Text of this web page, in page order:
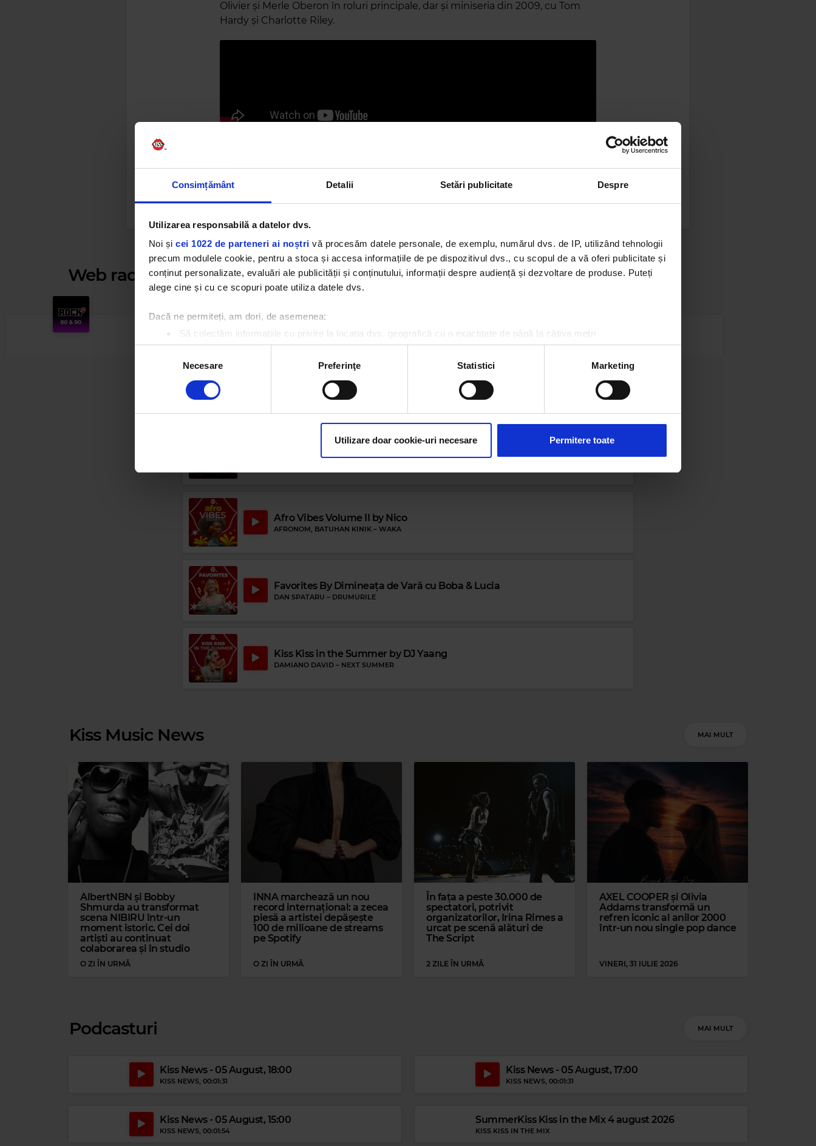
Consimțământ Detalii Setări publicitate Despre
Utilizarea responsabilă a datelor dvs.
Noi și cei 1022 de parteneri ai noștri vă procesăm datele personale, de exemplu, numărul dvs. de IP, utilizând tehnologii
precum modulele cookie, pentru a stoca și accesa informațiile de pe dispozitivul dvs., cu scopul de a vă oferi publicitate și
conținut personalizate, evaluări ale publicității și conținutului, informații despre audiență și dezvoltare de produse. Puteți
alege cine și cu ce scopuri poate utiliza datele dvs.
Dacă ne permiteți, am dori, de asemenea:
Să colectăm informațiile cu privire la locația dvs. geografică cu o exactitate de până la câțiva metri
Să vă identificăm dispozitivul scanândul-l în mod activ după caracteristici specifice (amprentare)
Găsiți mai multe informații despre procesarea datelor dvs. personale și configurați-vă preferințele la
secțiunea cu detalii
Vă puteți modifica sau retrage oricând acordul din Declarația despre modulele cookie.
traficul. De asemenea, le oferim partenerilor de rețele sociale, de publicitate și de analize informații cu privire la modul în
care folosiți site-ul nostru. Aceștia le pot combina cu alte informații oferite de dvs. sau culese în urma folosirii serviciilor
consimțământului
Necesare Preferinţe Statistici Marketing
Utilizare doar cookie-uri necesare Permitere toate
Olivier și Merle Oberon în roluri principale, dar și miniseria din 2009, cu Tom
Hardy și Charlotte Riley.
Web radios
Rock Blues
PETER GREEN'S FLEETWOOD MAC– NEED YOUR LOVE SO BAD
Magic Gold
Magic Relax
VICTOR LUNDBERG–DEEP AND ABIDING
Magic 90s Hits
N.K.O.T.B TONIGHT
Magic Jazz
Magic Classic Music
GERALD FINZI –ECLOGUE, OP.10
Cele mai ascultate playlist-uri
Afro Vibes Volume II by Nico
AFRONOM, BATUHAN KINIK – WAKA
Favorites By Dimineața de Vară cu Boba & Lucia
DAN SPATARU – DRUMURILE
Kiss Kiss in the Summer by DJ Yaang
DAMIANO DAVID – NEXT SUMMER
Kiss Music News MAI MULT
AlbertNBN și Bobby
Shmurda au transformat
scena NIBIRU într-un
moment istoric. Cei doi
artiști au continuat
colaborarea și în studio
O ZI ÎN URMĂ
INNA marchează un nou
record internațional: a zecea
piesă a artistei depășește
100 de milioane de streams
pe Spotify
O ZI ÎN URMĂ
În fața a peste 30.000 de
spectatori, potrivit
organizatorilor, Irina Rimes a
urcat pe scenă alături de
The Script
2 ZILE ÎN URMĂ
AXEL COOPER și Olivia
Addams transformă un
refren iconic al anilor 2000
într-un nou single pop dance
VINERI, 31 IULIE 2026
Podcasturi MAI MULT
Kiss News - 05 August, 18:00
KISS NEWS , 00:01:31
Kiss News - 05 August, 17:00
KISS NEWS , 00:01:31
Kiss News - 05 August, 15:00
KISS NEWS , 00:01:54
SummerKiss Kiss in the Mix 4 august 2026
KISS KISS IN THE MIX